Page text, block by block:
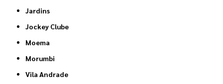
Jardins
Jockey Clube
Moema
Morumbi
Vila Andrade